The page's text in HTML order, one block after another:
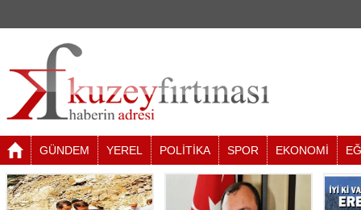
GÜNDEM YEREL POLİTİKA SPOR EKONOMİ